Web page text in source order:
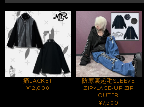
痛JACKET
¥12,000
防寒裏起毛SLEEVE
ZIP×LACE-UP ZIP
OUTER
¥7,500